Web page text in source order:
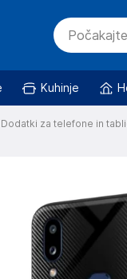
Kuhinje
Dodatki za telefone in